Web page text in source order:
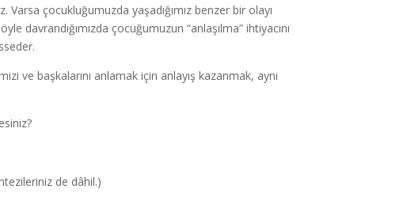
çocukluğumuzda yaşadığımız benzer bir olayı
davrandığımızda çocuğumuzun “anlaşılma” ihtiyacını
ve başkalarını anlamak için anlayış kazanmak, aynı
de dâhil.)